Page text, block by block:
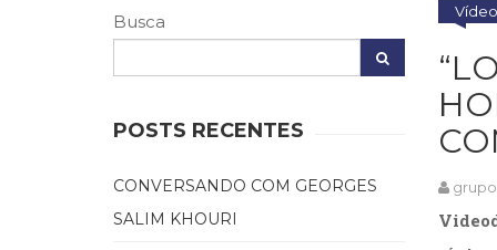
Sem categoria (0)
Vídeo
Busca
POSTS RECENTES
CONVERSANDO COM GEORGES
SALIM KHOURI